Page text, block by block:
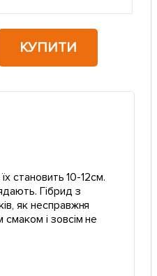
КУПИТИ
становить 10-12см.
Гібрид з
як несправжня
і зовсім не